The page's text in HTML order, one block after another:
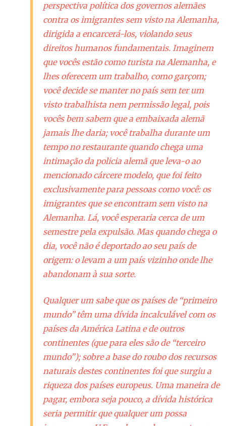
perspectiva política dos governos alemães
contra os imigrantes sem visto na Alemanha,
dirigida a encarcerá-los, violando seus
direitos humanos fundamentais. Imaginem
que vocês estão como turista na Alemanha, e
lhes oferecem um trabalho, como garçom;
você decide se manter no país sem ter um
visto trabalhista nem permissão legal, pois
vocês bem sabem que a embaixada alemã
jamais lhe daria; você trabalha durante um
tempo no restaurante quando chega uma
intimação da policia alemã que leva-o ao
mencionado cárcere modelo, que foi feito
exclusivamente para pessoas como você: os
imigrantes que se encontram sem visto na
Alemanha. Lá, você esperaria cerca de um
semestre pela expulsão. Mas quando chega o
dia, você não é deportado ao seu país de
origem: o levam a um país vizinho onde lhe
abandonam à sua sorte.
Qualquer um sabe que os países de “primeiro
mundo” têm uma dívida incalculável com os
países da América Latina e de outros
continentes (que para eles são de “terceiro
mundo”); sobre a base do roubo dos recursos
naturais destes continentes foi que surgiu a
riqueza dos países europeus. Uma maneira de
pagar, embora seja pouco, a dívida histórica
seria permitir que qualquer um possa